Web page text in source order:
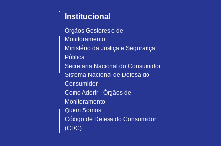
Institucional
Órgãos Gestores e de
Monitoramento
Ministério da Justiça e Segurança
Pública
Secretaria Nacional do Consumidor
Sistema Nacional de Defesa do
Consumidor
Como Aderir - Órgãos de
Monitoramento
Quem Somos
Código de Defesa do Consumidor
(CDC)